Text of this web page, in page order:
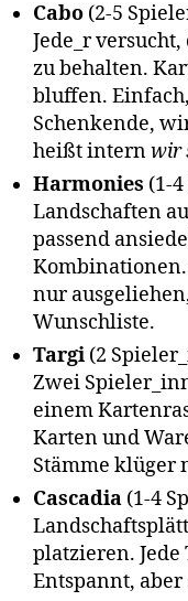
Cabo (2-5
Jede_r
zu behalten.
bluffen.
Schenkende,
heißt internwir
Harmonies (1-
Landschaften
passend
nur
Wunschliste.
Targi (2
Zwei
einem
Karten und
Stämme klüger
Cascadia (1-4
platzieren.
Entspannt, aber